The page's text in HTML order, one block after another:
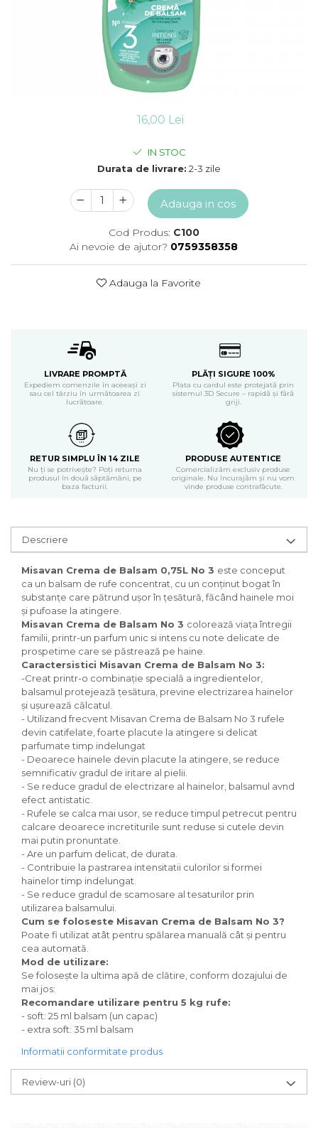
Solutii suprafete bucatarie
Prosoape de hartie si servetele
Folii si pungi alimentare
Rezerve filtru Cafea
Produse curatenie baie
Dezinfectat toaleta
Detartrant toaleta
Solutie curatat geamuri
Solutie curatat podele
Solutie curatat mobila
Solutii dezinfectante
Odorizant camera
Solutie curatat covoare
Detergenti universani
Servetele umede antibacteriene
suprafete
Maturi, mopuri si galeti
Solutii Antimucegai
Manusi
Rezerva mop
Solutie anticalcar pentru
cafetiere
Solutie curatare aparatura
electronica
Solutie multisuprafete
16,00 Lei
IN STOC
Durata de livrare: 2-3 zile
Adauga in cos
Cod Produs: C100
Ai nevoie de ajutor? 0759358358
Adauga la Favorite
LIVRARE PROMPTĂ
Expediem comenzile în aceeași zi
sau cel târziu în următoarea zi
lucrătoare.
PLĂȚI SIGURE 100%
Plata cu cardul este protejată prin
sistemul 3D Secure – rapidă și fără
griji.
RETUR SIMPLU ÎN 14 ZILE
Nu ți se potrivește? Poți returna
produsul în două săptămâni, pe
baza facturii.
PRODUSE AUTENTICE
Comercializăm exclusiv produse
originale. Nu încurajăm și nu vom
vinde produse contrafăcute.
Descriere
Misavan Crema de Balsam 0,75L No 3 este conceput
ca un balsam de rufe concentrat, cu un conținut bogat în
substanţe care pătrund uşor în ţesătură, făcând hainele moi
și pufoase la atingere.
Misavan Crema de Balsam No 3 colorează viața întregii
familii, printr-un parfum unic si intens cu note delicate de
prospetime care se păstrează pe haine.
Caractersistici Misavan Crema de Balsam No 3:
-Creat printr-o combinație specială a ingredientelor,
balsamul protejează țesătura, previne electrizarea hainelor
și ușurează călcatul.
- Utilizand frecvent Misavan Crema de Balsam No 3 rufele
devin catifelate, foarte placute la atingere si delicat
parfumate timp indelungat
- Deoarece hainele devin placute la atingere, se reduce
semnificativ gradul de iritare al pielii.
- Se reduce gradul de electrizare al hainelor, balsamul avnd
efect antistatic.
- Rufele se calca mai usor, se reduce timpul petrecut pentru
calcare deoarece incretiturile sunt reduse si cutele devin
mai putin pronuntate.
- Are un parfum delicat, de durata.
- Contribuie la pastrarea intensitatii culorilor si formei
hainelor timp indelungat.
- Se reduce gradul de scamosare al tesaturilor prin
utilizarea balsamului.
Cum se foloseste Misavan Crema de Balsam No 3?
Poate fi utilizat atât pentru spălarea manuală cât şi pentru
cea automată.
Mod de utilizare:
Se folosește la ultima apă de clătire, conform dozajului de
mai jos:
Recomandare utilizare pentru 5 kg rufe:
- soft: 25 ml balsam (un capac)
- extra soft: 35 ml balsam
Informatii conformitate produs
Review-uri (0)